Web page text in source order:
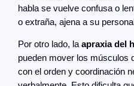
habla se vuelve confusa o
o extraña, ajena a su
Por otro lado, laapraxia del
pueden mover los músculos
con el orden y coordinación